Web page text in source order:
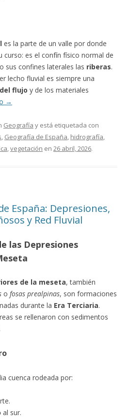
es la parte de un valle por donde
curso: es el confín físico normal de
sus confines laterales las riberas.
lecho fluvial es siempre una
flujo y de los materiales
→
Geografía y está etiquetada con
, Geografía de España, hidrografía,
,vegetación en 26 abril, 2026.
España: Depresiones,
y Red Fluvial
las Depresiones
de la meseta, también
o fosas prealpinas, son formaciones
durante la Era Terciaria.
se rellenaron con sedimentos
cuenca rodeada por:
al sur.